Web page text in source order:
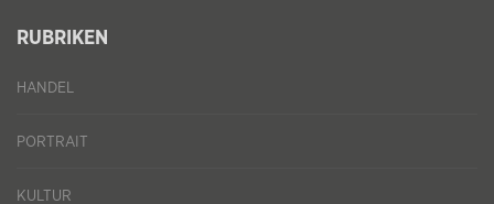
RUBRIKEN
HANDEL
PORTRAIT
KULTUR